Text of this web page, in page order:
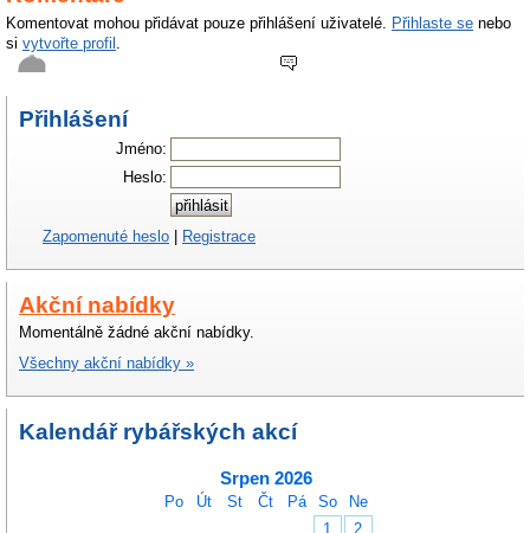
Komentovat mohou přidávat pouze přihlášení uživatelé. Přihlaste se nebo
si vytvořte profil .
A nejlepsi příklad je Lipno
, Středa 20. prosince 2006 ve 20:34
Přihlášení
Jméno:
Heslo:
Zapomenuté heslo | Registrace
Akční nabídky
Momentálně žádné akční nabídky.
Všechny akční nabídky »
Kalendář rybářských akcí
Srpen 2026
Po Út St Čt Pá So
Ne
1
2